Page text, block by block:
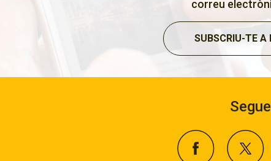
correu
SUBSCRIU-TE A